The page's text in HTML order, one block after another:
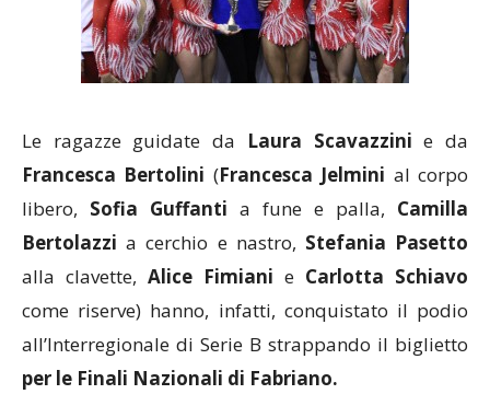
Le ragazze guidate da Laura Scavazzini e da
Francesca Bertolini (Francesca Jelmini al corpo
libero, Sofia Guffanti a fune e palla, Camilla
Bertolazzi a cerchio e nastro, Stefania Pasetto
alla clavette, Alice Fimiani e Carlotta Schiavo
come riserve) hanno, infatti, conquistato il podio
all’Interregionale di Serie B strappando il biglietto
per le Finali Nazionali di Fabriano.